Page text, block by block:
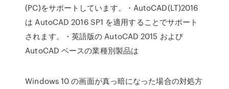
(PC)をサポートしています。・AutoCAD(LT)2016
は AutoCAD 2016 SP1 を適用することでサポート
されます。・英語版の AutoCAD 2015 および
AutoCAD ベースの業種別製品は
Windows 10 の画面が真っ暗になった場合の対処方